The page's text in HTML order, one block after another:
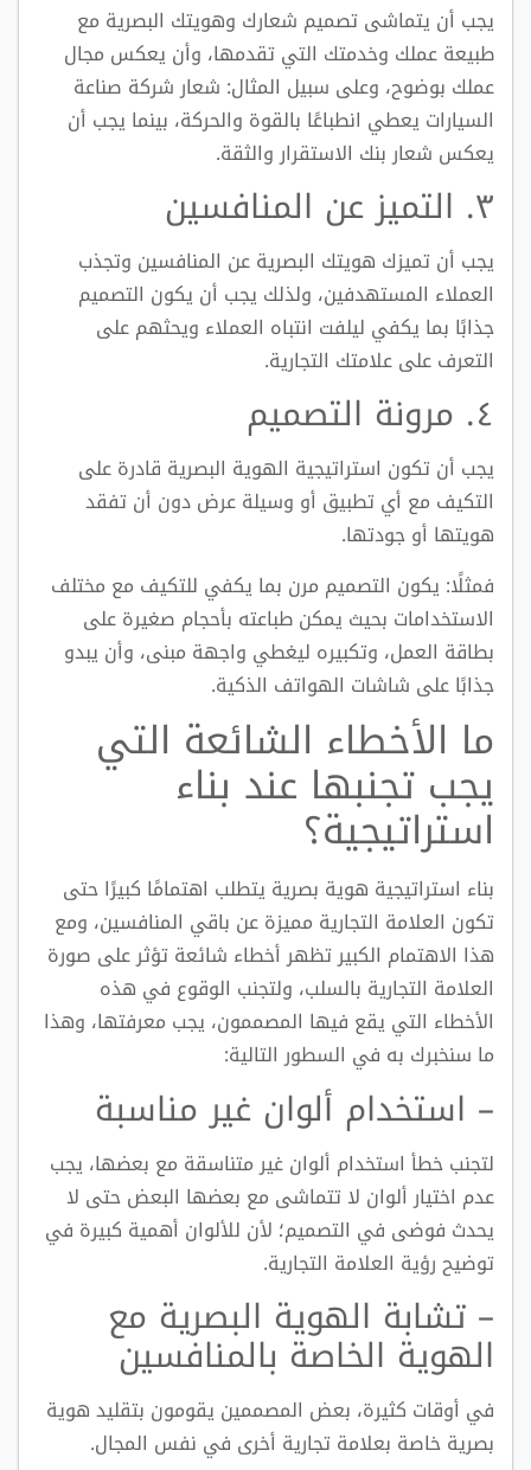
يجب أن يتماشى تصميم شعارك وهويتك البصرية مع
طبيعة عملك وخدمتك التي تقدمها، وأن يعكس مجال
عملك بوضوح، وعلى سبيل المثال: شعار شركة صناعة
السيارات يعطي انطباعًا بالقوة والحركة، بينما يجب أن
يعكس شعار بنك الاستقرار والثقة.
٣. التميز عن المنافسين
يجب أن تميزك هويتك البصرية عن المنافسين وتجذب
العملاء المستهدفين، ولذلك يجب أن يكون التصميم
جذابًا بما يكفي ليلفت انتباه العملاء ويحثهم على
التعرف على علامتك التجارية.
٤. مرونة التصميم
يجب أن تكون استراتيجية الهوية البصرية قادرة على
التكيف مع أي تطبيق أو وسيلة عرض دون أن تفقد
هويتها أو جودتها.
فمثلًا: يكون التصميم مرن بما يكفي للتكيف مع مختلف
الاستخدامات بحيث يمكن طباعته بأحجام صغيرة على
بطاقة العمل، وتكبيره ليغطي واجهة مبنى، وأن يبدو
جذابًا على شاشات الهواتف الذكية.
ما الأخطاء الشائعة التي
يجب تجنبها عند بناء
استراتيجية؟
بناء استراتيجية هوية بصرية يتطلب اهتمامًا كبيرًا حتى
تكون العلامة التجارية مميزة عن باقي المنافسين، ومع
هذا الاهتمام الكبير تظهر أخطاء شائعة تؤثر على صورة
العلامة التجارية بالسلب، ولتجنب الوقوع في هذه
الأخطاء التي يقع فيها المصممون، يجب معرفتها، وهذا
ما سنخبرك به في السطور التالية:
– استخدام ألوان غير مناسبة
لتجنب خطأ استخدام ألوان غير متناسقة مع بعضها، يجب
عدم اختيار ألوان لا تتماشى مع بعضها البعض حتى لا
يحدث فوضى في التصميم؛ لأن للألوان أهمية كبيرة في
توضيح رؤية العلامة التجارية.
– تشابة الهوية البصرية مع
الهوية الخاصة بالمنافسين
في أوقات كثيرة، بعض المصممين يقومون بتقليد هوية
بصرية خاصة بعلامة تجارية أخرى في نفس المجال.